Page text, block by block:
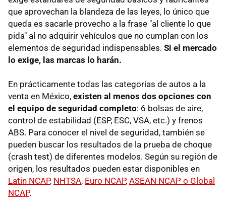
que aprovechan la blandeza de las leyes, lo único que
queda es sacarle provecho a la frase "al cliente lo que
pida" al no adquirir vehículos que no cumplan con los
elementos de seguridad indispensables. Si el mercado
lo exige, las marcas lo harán.
En prácticamente todas las categorías de autos a la
venta en México, existen al menos dos opciones con
el equipo de seguridad completo: 6 bolsas de aire,
control de estabilidad (ESP, ESC, VSA, etc.) y frenos
ABS. Para conocer el nivel de seguridad, también se
pueden buscar los resultados de la prueba de choque
(crash test) de diferentes modelos. Según su región de
origen, los resultados pueden estar disponibles en
Latin NCAP, NHTSA, Euro NCAP, ASEAN NCAP o Global
NCAP.